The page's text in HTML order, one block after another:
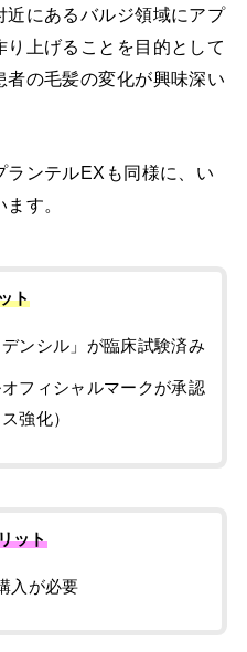
近にあるバルジ領域にアプ
り上げることを目的として
の毛髪の変化が興味深い
ランテルEXも同様に、い
す。
ト
ンシル」が臨床試験済み
フィシャルマークが承認
強化）
ット
入が必要